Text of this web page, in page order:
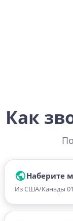
Как
Наберите
Из США/Канады